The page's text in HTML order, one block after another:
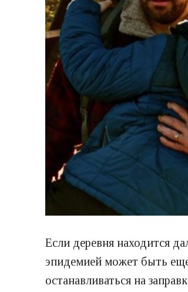
Если деревня находится
эпидемией может быть
останавливаться на